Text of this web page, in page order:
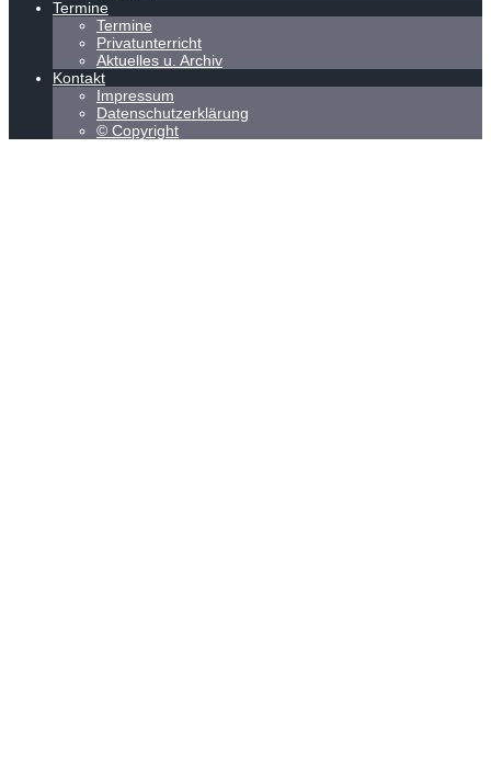
Termine
Termine
Privatunterricht
Aktuelles u. Archiv
Kontakt
Impressum
Datenschutzerklärung
© Copyright